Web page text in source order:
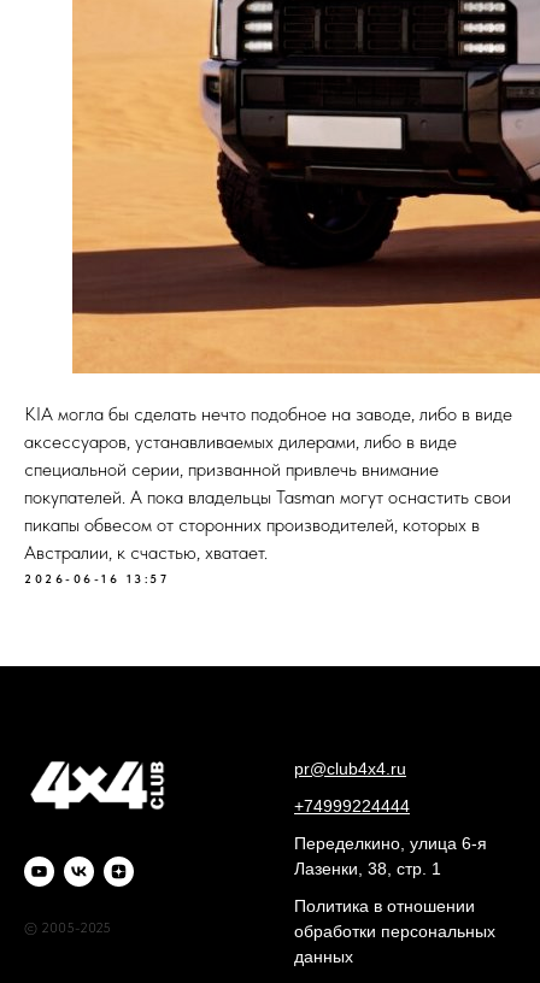
KIA могла бы сделать нечто подобное на заводе, либо в виде
аксессуаров, устанавливаемых дилерами, либо в виде
специальной серии, призванной привлечь внимание
покупателей. А пока владельцы Tasman могут оснастить свои
пикапы обвесом от сторонних производителей, которых в
Австралии, к счастью, хватает.
2026-06-16 13:57
© 2005-2025
pr@club4x4.ru
+74999224444
Переделкино, улица 6-я
Лазенки, 38, стр. 1
Политика в отношении
обработки персональных
данных